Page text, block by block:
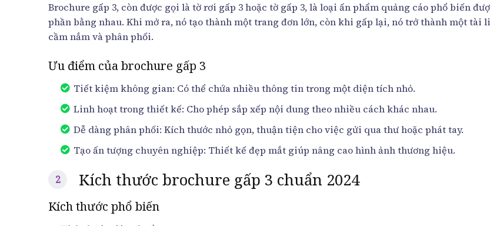
Brochure gấp 3, còn được gọi là tờ rơi gấp 3 hoặc tờ gấp 3, là loại ấn phẩm quảng cáo phổ biến
phần bằng nhau. Khi mở ra, nó tạo thành một trang đơn lớn, còn khi gấp lại, nó trở thành một tài
cầm nắm và phân phối.
Ưu điểm của brochure gấp 3
Tiết kiệm không gian: Có thể chứa nhiều thông tin trong một diện tích nhỏ.
Linh hoạt trong thiết kế: Cho phép sắp xếp nội dung theo nhiều cách khác nhau.
Dễ dàng phân phối: Kích thước nhỏ gọn, thuận tiện cho việc gửi qua thư hoặc phát tay.
Tạo ấn tượng chuyên nghiệp: Thiết kế đẹp mắt giúp nâng cao hình ảnh thương hiệu.
Kích thước brochure gấp 3 chuẩn 2024
Kích thước phổ biến